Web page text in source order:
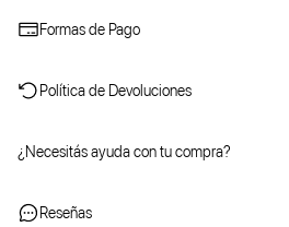
Formas de Pago
Política de Devoluciones
¿Necesitás ayuda con tu compra?
Reseñas